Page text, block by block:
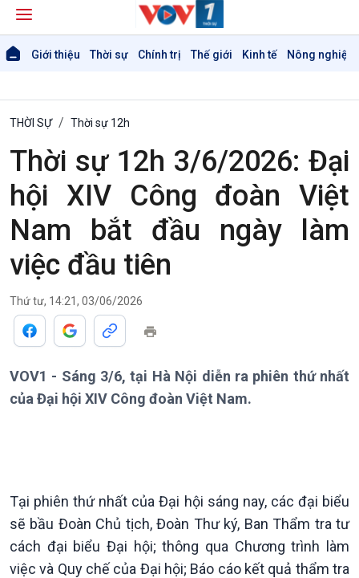
Giới thiệu Thời sự Chính trị Thế giới Kinh tế Nông nghiệp
Thời sự 21h30
Bản tin
Chuyên mục
Theo dòng Thời sự
THỜI SỰ Thời sự 12h
Thời sự 12h 3/6/2026: Đại
hội XIV Công đoàn Việt
Nam bắt đầu ngày làm
việc đầu tiên
Thứ tư, 14:21, 03/06/2026
VOV1 - Sáng 3/6, tại Hà Nội diễn ra phiên thứ nhất
của Đại hội XIV Công đoàn Việt Nam.
Tại phiên thứ nhất của Đại hội sáng nay, các đại biểu
sẽ bầu Đoàn Chủ tịch, Đoàn Thư ký, Ban Thẩm tra tư
cách đại biểu Đại hội; thông qua Chương trình làm
việc và Quy chế của Đại hội; Báo cáo kết quả thẩm tra